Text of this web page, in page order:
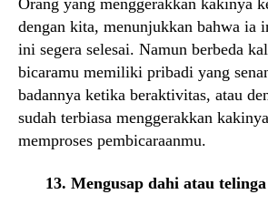
dengan kita, menunjukkan bahwa ia
ini segera selesai. Namun berbeda
bicaramu memiliki pribadi yang
badannya ketika beraktivitas, atau
sudah terbiasa menggerakkan
memproses pembicaraanmu.
13. Mengusap dahi atau telinga